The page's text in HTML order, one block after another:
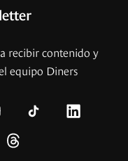
recibir contenido y
equipo Diners